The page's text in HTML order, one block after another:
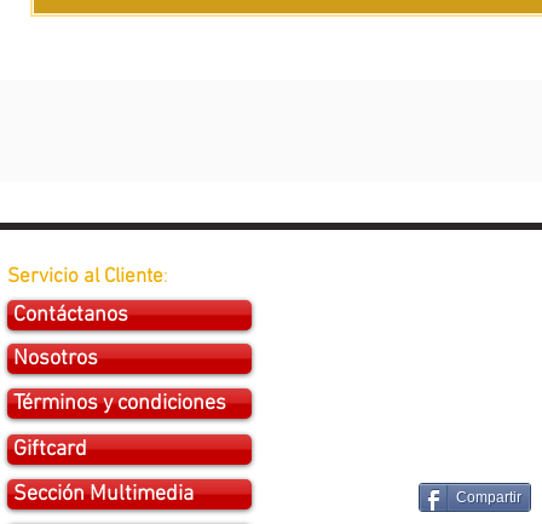
Servicio al Cliente:
Contáctanos
Nosotros
Términos y condiciones
Giftcard
Sección Multimedia
Compartir